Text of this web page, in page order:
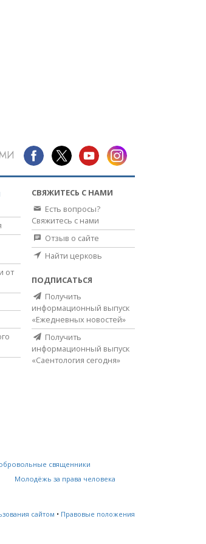
от
СВЯЖИТЕСЬ С НАМИ
Есть вопросы?
Свяжитесь с нами
Отзыв о сайте
Найти церковь
ПОДПИСАТЬСЯ
Получить
информационный выпуск
«Ежедневных новостей»
Получить
информационный выпуск
«Саентология сегодня»
священники
Молодёжь за права человека
сайтом • Правовые положения